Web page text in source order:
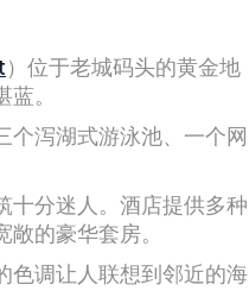
）位于老城码头的黄金地
。
个泻湖式游泳池、一个网
十分迷人。酒店提供多种
的豪华套房。
色调让人联想到邻近的海